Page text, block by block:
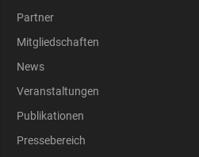
Partner
Mitgliedschaften
News
Veranstaltungen
Publikationen
Pressebereich